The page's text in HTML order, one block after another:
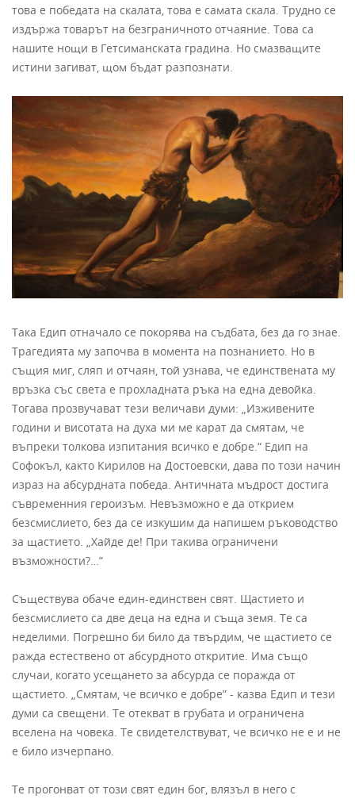
това е победата на скалата, това е самата скала. Трудно се
издържа товарът на безграничното отчаяние. Това са
нашите нощи в Гетсиманската градина. Но смазващите
истини загиват, щом бъдат разпознати.
Така Едип отначало се покорява на съдбата, без да го знае.
Трагедията му започва в момента на познанието. Но в
същия миг, сляп и отчаян, той узнава, че единствената му
връзка със света е прохладната ръка на една девойка.
Тогава прозвучават тези величави думи: „Изживените
години и висотата на духа ми ме карат да смятам, че
въпреки толкова изпитания всичко е добре.“ Едип на
Софокъл, както Кирилов на Достоевски, дава по този начин
израз на абсурдната победа. Античната мъдрост достига
съвременния героизъм. Невъзможно е да открием
безсмислието, без да се изкушим да напишем ръководство
за щастието. „Хайде де! При такива ограничени
възможности?…”
Съществува обаче един-единствен свят. Щастието и
безсмислието са две деца на една и съща земя. Те са
неделими. Погрешно би било да твърдим, че щастието се
ражда естествено от абсурдното откритие. Има също
случаи, когато усещането за абсурда се поражда от
щастието. „Смятам, че всичко е добре” - казва Едип и тези
думи са свещени. Те отекват в грубата и ограничена
вселена на човека. Те свидетелствуват, че всичко не е и не
е било изчерпано.
Те прогонват от този свят един бог, влязъл в него с